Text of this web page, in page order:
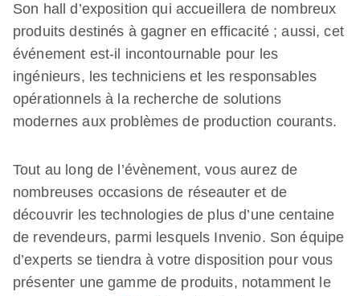
Son hall d’exposition qui accueillera de nombreux
produits destinés à gagner en efficacité ; aussi, cet
événement est-il incontournable pour les
ingénieurs, les techniciens et les responsables
opérationnels à la recherche de solutions
modernes aux problèmes de production courants.
Tout au long de l’évènement, vous aurez de
nombreuses occasions de réseauter et de
découvrir les technologies de plus d’une centaine
de revendeurs, parmi lesquels Invenio. Son équipe
d’experts se tiendra à votre disposition pour vous
présenter une gamme de produits, notamment le